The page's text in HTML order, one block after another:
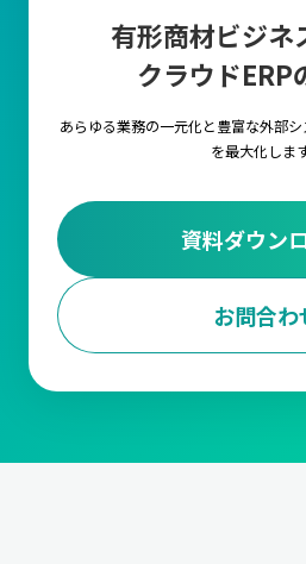
有形商材ビジネ
クラウドERP
あらゆる業務の一元化と豊富な外部
を最大化します
資料ダウン
お問合わ